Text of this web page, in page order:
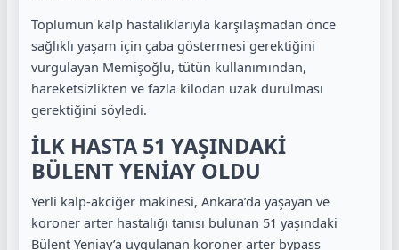
Toplumun kalp hastalıklarıyla karşılaşmadan önce
sağlıklı yaşam için çaba göstermesi gerektiğini
vurgulayan Memişoğlu, tütün kullanımından,
hareketsizlikten ve fazla kilodan uzak durulması
gerektiğini söyledi.
İLK HASTA 51 YAŞINDAKİ
BÜLENT YENİAY OLDU
Yerli kalp-akciğer makinesi, Ankara’da yaşayan ve
koroner arter hastalığı tanısı bulunan 51 yaşındaki
Bülent Yeniay’a uygulanan koroner arter bypass